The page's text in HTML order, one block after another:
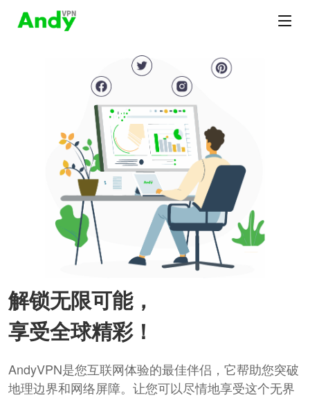
解锁无限可能，
享受全球精彩！
AndyVPN是您互联网体验的最佳伴侣，它帮助您突破
地理边界和网络屏障。让您可以尽情地享受这个无界